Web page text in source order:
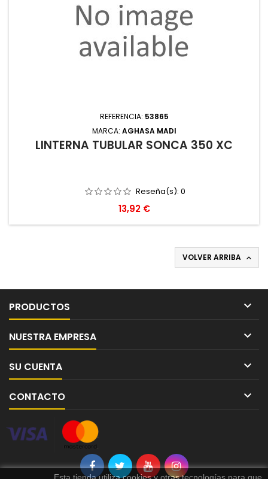
REFERENCIA: 53865
MARCA: AGHASA MADI
LINTERNA TUBULAR SONCA 350 XC
Reseña(s): 0
Precio
13,92 €
VOLVER ARRIBA 
PRODUCTOS 
NUESTRA EMPRESA 
SU CUENTA 
CONTACTO 